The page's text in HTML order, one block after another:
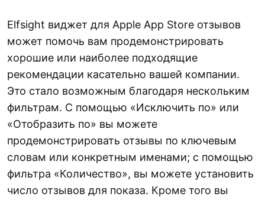
Elfsight виджет для Apple App Store отзывов
может помочь вам продемонстрировать
хорошие или наиболее подходящие
рекомендации касательно вашей компании.
Это стало возможным благодаря нескольким
фильтрам. С помощью «Исключить по» или
«Отобразить по» вы можете
продемонстрировать отзывы по ключевым
словам или конкретным именами; с помощью
фильтра «Количество», вы можете установить
число отзывов для показа. Кроме того вы